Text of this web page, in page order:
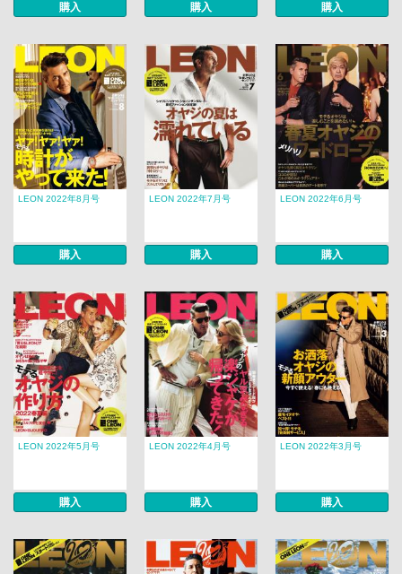
購入 購入 購入
LEON 2022年8月号
購入
LEON 2022年7月号
購入
LEON 2022年6月号
購入
LEON 2022年5月号
購入
LEON 2022年4月号
購入
LEON 2022年3月号
購入